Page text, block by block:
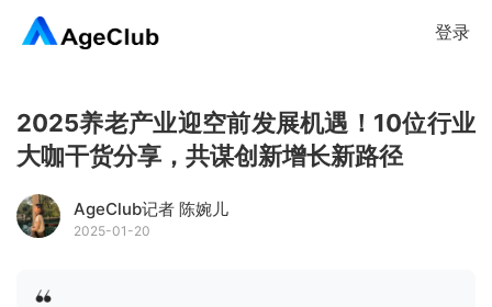
登录
2025养老产业迎空前发展机遇！10位行业
大咖干货分享，共谋创新增长新路径
AgeClub记者 陈婉儿
2025-01-20